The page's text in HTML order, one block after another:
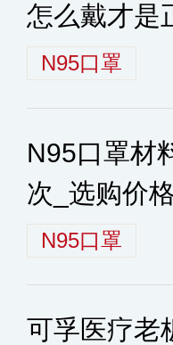
怎么戴才是
N95口罩
N95口罩材
次_选购价
N95口罩
可孚医疗老